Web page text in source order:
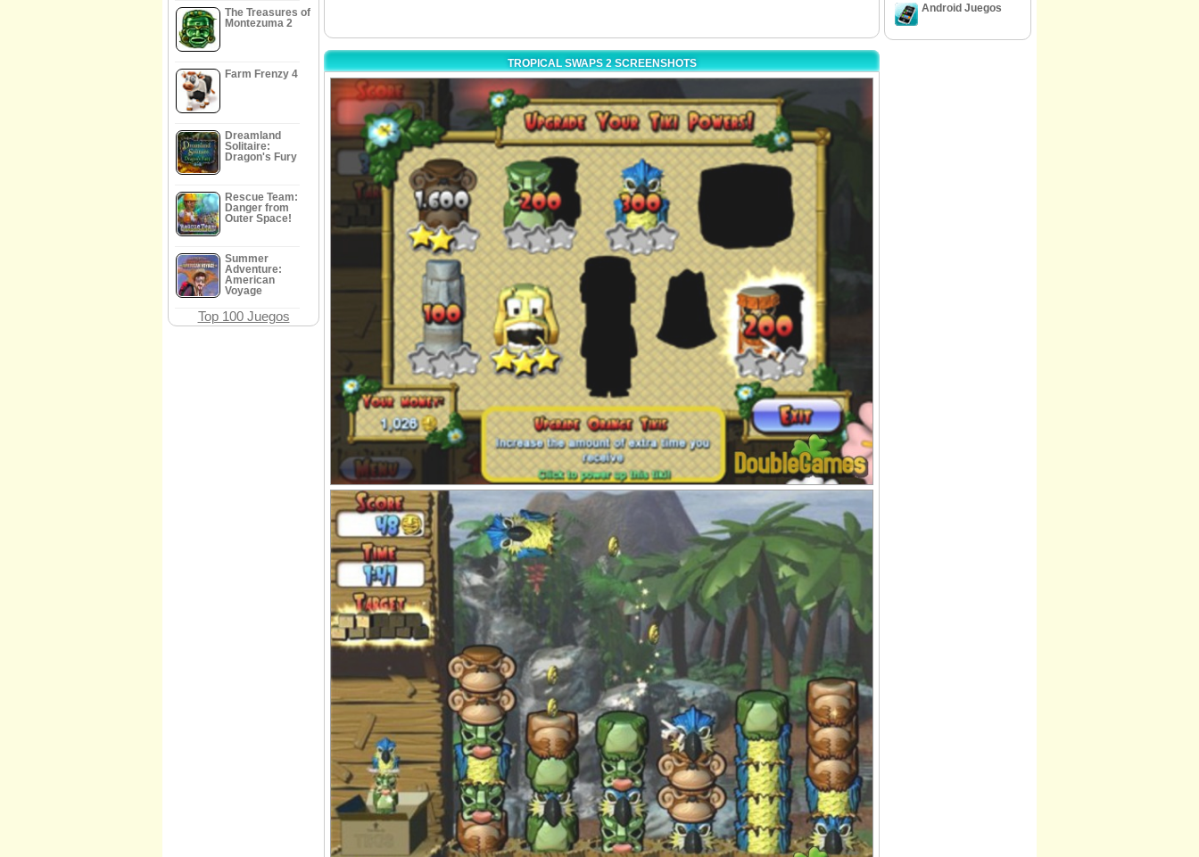
The Treasures of
Montezuma 2
Farm Frenzy 4
Dreamland
Solitaire:
Dragon's Fury
Rescue Team:
Danger from
Outer Space!
Summer
Adventure:
American
Voyage
Top 100 Juegos
TROPICAL SWAPS 2 SCREENSHOTS
Android Juegos